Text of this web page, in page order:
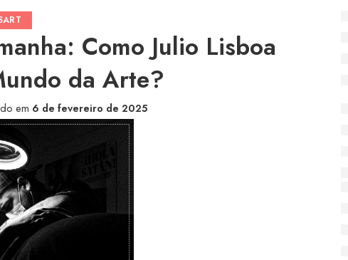
Como Julio Lisboa
da Arte?
em 6 de fevereiro de 2025